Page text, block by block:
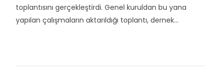
toplantısını gerçekleştirdi. Genel kuruldan bu yana
yapılan çalışmaların aktarıldığı toplantı, dernek...